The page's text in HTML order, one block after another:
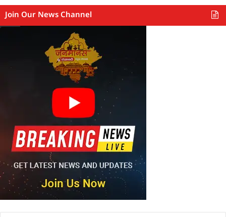
Join Our News Channel